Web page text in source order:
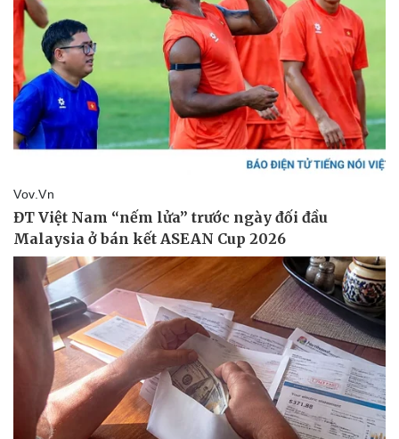
Giá cà phê
Pháp luật
Tin nóng
Tư vấn luật
Quân sự - Quốc phòng
Vũ khí
Việt Nam
Phân tích